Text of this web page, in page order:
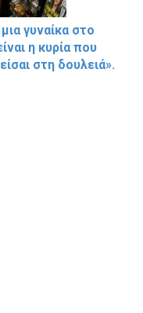
γυναίκα στο
η κυρία που
στη δουλειά».